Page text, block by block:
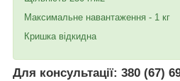
Максимальне навантаження - 1 кг
Кришка відкидна
Для консультації: 380 (67)